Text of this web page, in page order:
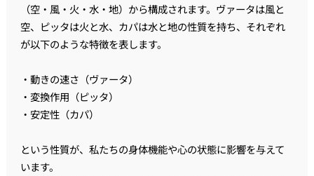
（空・風・火・水・地）から構成されます。ヴァータは風と
空、ピッタは火と水、カパは水と地の性質を持ち、それぞれ
が以下のような特徴を表します。
・動きの速さ（ヴァータ）
・変換作用（ピッタ）
・安定性（カパ）
という性質が、私たちの身体機能や心の状態に影響を与えて
います。